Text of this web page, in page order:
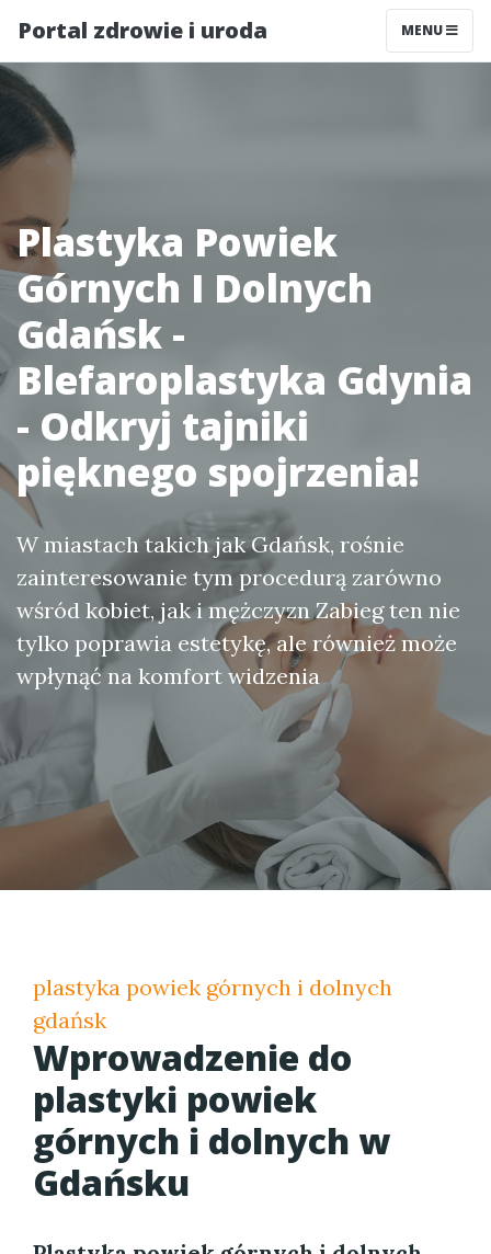
Portal zdrowie i uroda MENU
Plastyka Powiek
Górnych I Dolnych
Gdańsk -
Blefaroplastyka Gdynia
- Odkryj tajniki
pięknego spojrzenia!
W miastach takich jak Gdańsk, rośnie
zainteresowanie tym procedurą zarówno
wśród kobiet, jak i mężczyzn Zabieg ten nie
tylko poprawia estetykę, ale również może
wpłynąć na komfort widzenia
plastyka powiek górnych i dolnych
gdańsk
Wprowadzenie do
plastyki powiek
górnych i dolnych w
Gdańsku